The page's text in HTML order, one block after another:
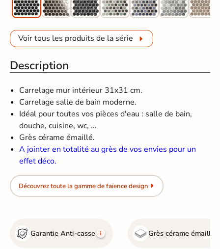
Voir tous les produits de la série
Description
Carrelage mur intérieur 31x31 cm.
Carrelage salle de bain moderne.
Idéal pour toutes vos pièces d'eau : salle de bain,
douche, cuisine, wc, ...
Grès cérame émaillé.
A jointer en totalité au grès de vos envies pour un
effet déco.
Découvrez toute la gamme de faïence design
Garantie Anti-casse Grès cérame émaillé